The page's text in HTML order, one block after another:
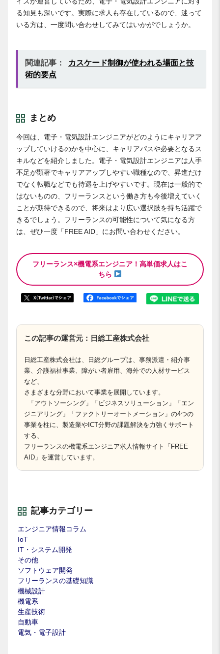
る知見も深いです。実際に求人も存在しているので、迷って
いる方は、一度問い合わせしてみてはいかがでしょうか。
関連記事：
カスケード制御が使われる場面と技
術的要点
まとめ
今回は、電子・電気設計エンジニアがどのようにキャリアア
ップしていけるのかを中心に、キャリアパスや必要となるス
キルなどを紹介しました。電子・電気設計エンジニアは人手
不足が顕著でキャリアアップしやすい職種なので、昇進だけ
でなく転職などでも待遇を上げやすいです。現在は一般的で
はないものの、フリーランスという働き方も今後増えていく
ことが期待できるので、将来はより広い選択肢を持ち活躍で
きるでしょう。フリーランスの可能性について気になる方
は、ぜひ一度「FREE AID」にお問い合わせください。
フリーランス×機電系エンジニア！高単価求人はこ
ちら
この記事の運営元：日総工産株式会社
日総工産株式会社は、日総グループは、事務派遣・紹介事
業、介護福祉事業、障がい者雇用、海外での人材サービス
など、
さまざまな分野において事業を展開しています。
「アウトソーシング」「ビジネスソリューション」「エン
ジニアリング」「ファクトリーオートメーション」の4つの
事業を柱に、製造業やICT分野の課題解決を力強くサポート
する、
フリーランスの機電系エンジニア求人情報サイト「FREE
AID」を運営しています。
記事カテゴリー
エンジニア情報コラム
IoT
IT・システム開発
その他
ソフトウェア開発
フリーランスの基礎知識
機械設計
機電系
生産技術
自動車
電気・電子設計